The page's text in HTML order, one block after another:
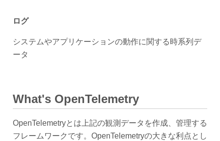
ログ
システムやアプリケーションの動作に関する時系列デ
ータ
What's OpenTelemetry
OpenTelemetryとは上記の観測データを作成、管理する
フレームワークです。OpenTelemetryの大きな利点とし